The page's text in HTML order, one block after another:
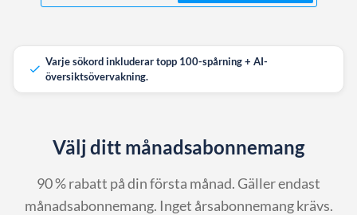
Varje sökord inkluderar topp 100-spårning + AI-
översiktsövervakning.
Välj ditt månadsabonnemang
90 % rabatt på din första månad. Gäller endast
månadsabonnemang. Inget årsabonnemang krävs.